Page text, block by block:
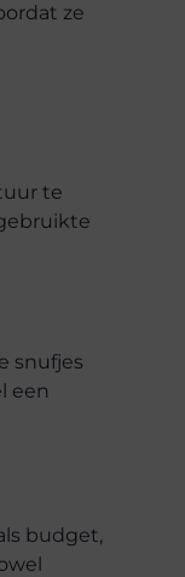
ze
te
snufjes
een
budget,